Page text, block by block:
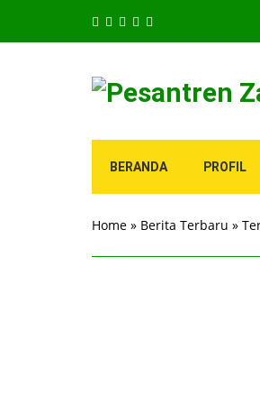
BERANDA PROFIL
Home » Berita Terbaru »